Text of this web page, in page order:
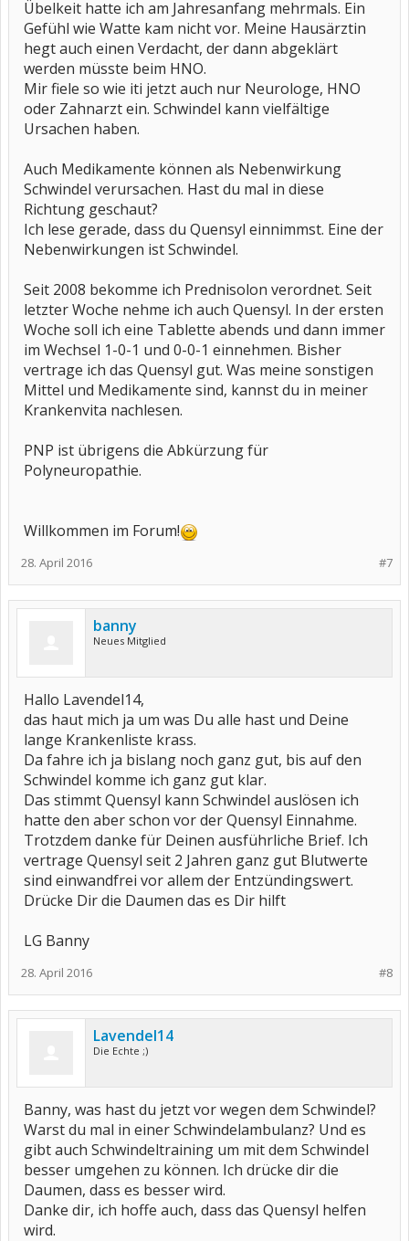
Übelkeit hatte ich am Jahresanfang mehrmals. Ein
Gefühl wie Watte kam nicht vor. Meine Hausärztin
hegt auch einen Verdacht, der dann abgeklärt
werden müsste beim HNO.
Mir fiele so wie iti jetzt auch nur Neurologe, HNO
oder Zahnarzt ein. Schwindel kann vielfältige
Ursachen haben.
Auch Medikamente können als Nebenwirkung
Schwindel verursachen. Hast du mal in diese
Richtung geschaut?
Ich lese gerade, dass du Quensyl einnimmst. Eine der
Nebenwirkungen ist Schwindel.
Seit 2008 bekomme ich Prednisolon verordnet. Seit
letzter Woche nehme ich auch Quensyl. In der ersten
Woche soll ich eine Tablette abends und dann immer
im Wechsel 1-0-1 und 0-0-1 einnehmen. Bisher
vertrage ich das Quensyl gut. Was meine sonstigen
Mittel und Medikamente sind, kannst du in meiner
Krankenvita nachlesen.
PNP ist übrigens die Abkürzung für
Polyneuropathie.
Willkommen im Forum!
#7
28. April 2016
banny
Neues Mitglied
Hallo Lavendel14,
das haut mich ja um was Du alle hast und Deine
lange Krankenliste krass.
Da fahre ich ja bislang noch ganz gut, bis auf den
Schwindel komme ich ganz gut klar.
Das stimmt Quensyl kann Schwindel auslösen ich
hatte den aber schon vor der Quensyl Einnahme.
Trotzdem danke für Deinen ausführliche Brief. Ich
vertrage Quensyl seit 2 Jahren ganz gut Blutwerte
sind einwandfrei vor allem der Entzündingswert.
Drücke Dir die Daumen das es Dir hilft
LG Banny
#8
28. April 2016
Lavendel14
Die Echte ;)
Banny, was hast du jetzt vor wegen dem Schwindel?
Warst du mal in einer Schwindelambulanz? Und es
gibt auch Schwindeltraining um mit dem Schwindel
besser umgehen zu können. Ich drücke dir die
Daumen, dass es besser wird.
Danke dir, ich hoffe auch, dass das Quensyl helfen
wird.